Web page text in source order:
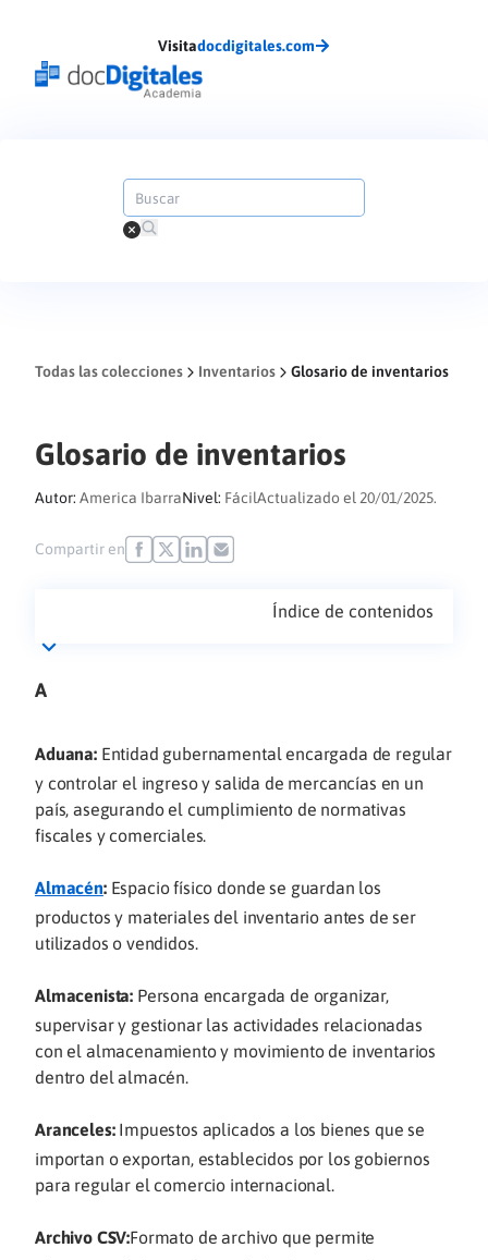
Visitadocdigitales.com
Todas las colecciones Inventarios Glosario de inventarios
Glosario de inventarios
Autor: America IbarraNivel: FácilActualizado el 20/01/2025.
Compartir en
Índice de contenidos
A
Aduana:Entidad gubernamental encargada de regular
y controlar el ingreso y salida de mercancías en un
país, asegurando el cumplimiento de normativas
fiscales y comerciales.
Almacén: Espacio físico donde se guardan los
productos y materiales del inventario antes de ser
utilizados o vendidos.
Almacenista: Persona encargada de organizar,
supervisar y gestionar las actividades relacionadas
con el almacenamiento y movimiento de inventarios
dentro del almacén.
Aranceles: Impuestos aplicados a los bienes que se
importan o exportan, establecidos por los gobiernos
para regular el comercio internacional.
Archivo CSV:Formato de archivo que permite